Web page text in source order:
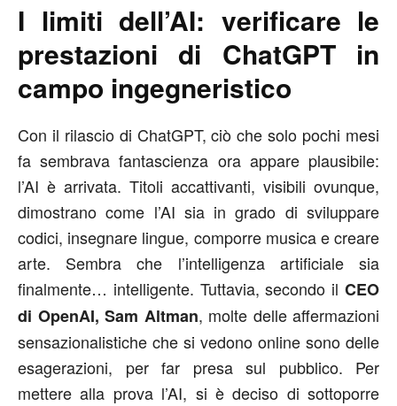
I limiti dell’AI: verificare le
prestazioni di ChatGPT in
campo ingegneristico
Con il rilascio di ChatGPT, ciò che solo pochi mesi
fa sembrava fantascienza ora appare plausibile:
l’AI è arrivata. Titoli accattivanti, visibili ovunque,
dimostrano come l’AI sia in grado di sviluppare
codici, insegnare lingue, comporre musica e creare
arte. Sembra che l’intelligenza artificiale sia
finalmente… intelligente. Tuttavia, secondo il CEO
di OpenAI, Sam Altman, molte delle affermazioni
sensazionalistiche che si vedono online sono delle
esagerazioni, per far presa sul pubblico. Per
mettere alla prova l’AI, si è deciso di sottoporre